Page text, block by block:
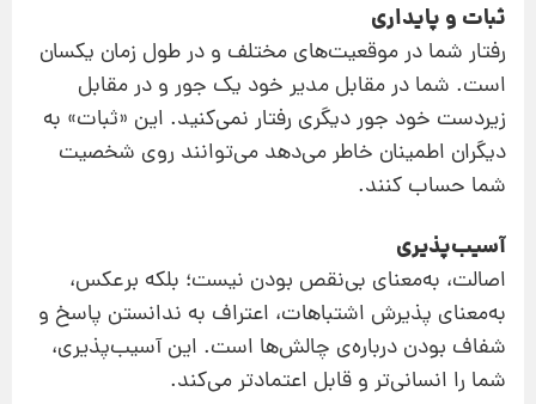
ثبات و پایداری
رفتار شما در موقعیت‌های مختلف و در طول زمان یکسان
است. شما در مقابل مدیر خود یک جور و در مقابل
زیردست خود جور دیگری رفتار نمی‌کنید. این «ثبات» به
دیگران اطمینان خاطر می‌دهد می‌توانند روی شخصیت
شما حساب کنند.
آسیب‌پذیری
اصالت، به‌معنای بی‌نقص بودن نیست؛ بلکه برعکس،
به‌معنای پذیرش اشتباهات، اعتراف به ندانستن پاسخ و
شفاف بودن درباره‌ی چالش‌ها است. این آسیب‌پذیری،
شما را انسانی‌تر و قابل اعتمادتر می‌کند.